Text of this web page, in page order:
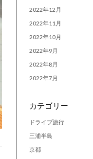
2022年12月
2022年11月
2022年10月
2022年9月
2022年8月
2022年7月
カテゴリー
ドライブ旅行
三浦半島
京都